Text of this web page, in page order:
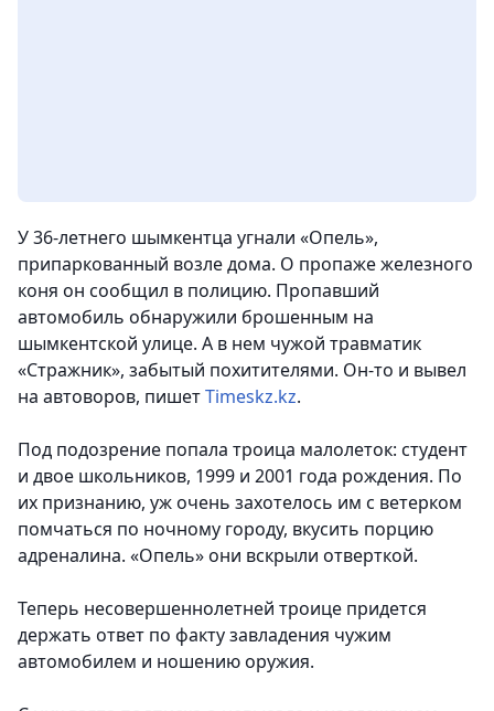
У 36-летнего шымкентца угнали «Опель»,
припаркованный возле дома. О пропаже железного
коня он сообщил в полицию. Пропавший
автомобиль обнаружили брошенным на
шымкентской улице. А в нем чужой травматик
«Стражник», забытый похитителями. Он-то и вывел
на автоворов, пишетTimeskz.kz.
Под подозрение попала троица малолеток: студент
и двое школьников, 1999 и 2001 года рождения. По
их признанию, уж очень захотелось им с ветерком
помчаться по ночному городу, вкусить порцию
адреналина. «Опель» они вскрыли отверткой.
Теперь несовершеннолетней троице придется
держать ответ по факту завладения чужим
автомобилем и ношению оружия.